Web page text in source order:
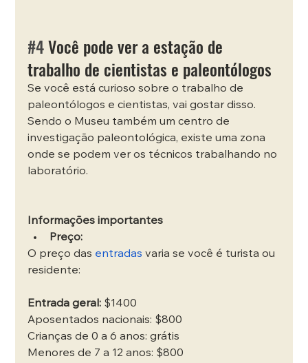
#4 Você pode ver a estação de
trabalho de cientistas e paleontólogos
Se você está curioso sobre o trabalho de
paleontólogos e cientistas, vai gostar disso.
Sendo o Museu também um centro de
investigação paleontológica, existe uma zona
onde se podem ver os técnicos trabalhando no
laboratório.
Informações importantes
Preço:
O preço das entradas varia se você é turista ou
residente:
Entrada geral: $1400
Aposentados nacionais: $800
Crianças de 0 a 6 anos: grátis
Menores de 7 a 12 anos: $800